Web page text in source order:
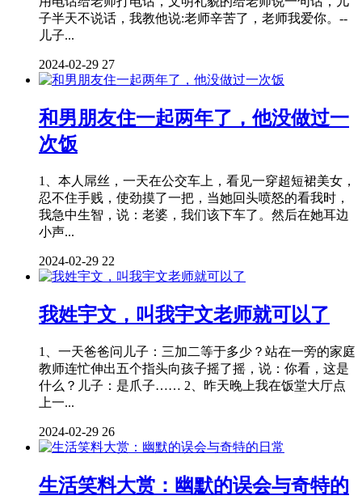
子半天不说话，我教他说:老师辛苦了，老师我爱你。--
儿子...
2024-02-29 27
和男朋友住一起两年了，他没做过一
次饭
1、本人屌丝，一天在公交车上，看见一穿超短裙美女，
忍不住手贱，使劲摸了一把，当她回头喷怒的看我时，
我急中生智，说：老婆，我们该下车了。然后在她耳边
小声...
2024-02-29 22
我姓宇文，叫我宇文老师就可以了
1、一天爸爸问儿子：三加二等于多少？站在一旁的家庭
教师连忙伸出五个指头向孩子摇了摇，说：你看，这是
什么？儿子：是爪子…… 2、昨天晚上我在饭堂大厅点
上一...
2024-02-29 26
生活笑料大赏：幽默的误会与奇特的